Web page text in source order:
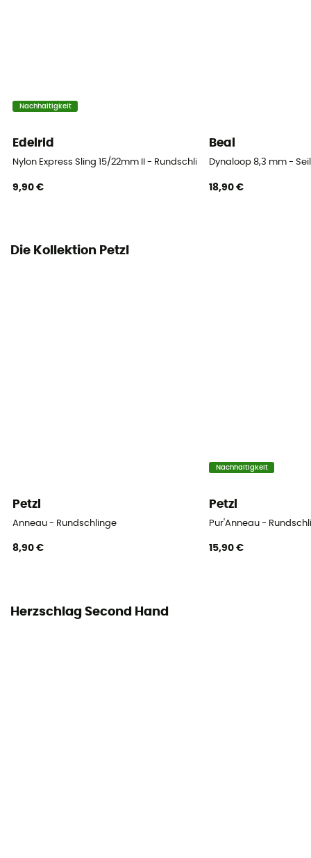
Nachhaltigkeit
Edelrid
Nylon Express Sling 15/22mm II - Rundschlinge
9,90 €
Beal
Dynaloop 8,3 mm -
18,90 €
Die Kollektion Petzl
Petzl
Anneau - Rundschlinge
8,90 €
Nachhaltigkeit
Petzl
Pur'Anneau -
15,90 €
Herzschlag Second Hand